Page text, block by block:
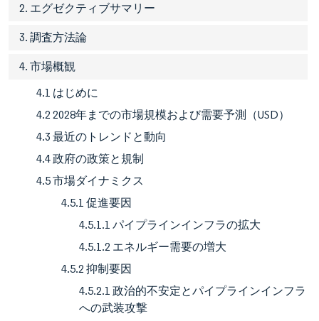
2. エグゼクティブサマリー
3. 調査方法論
4. 市場概観
4.1 はじめに
4.2 2028年までの市場規模および需要予測（USD）
4.3 最近のトレンドと動向
4.4 政府の政策と規制
4.5 市場ダイナミクス
4.5.1 促進要因
4.5.1.1 パイプラインインフラの拡大
4.5.1.2 エネルギー需要の増大
4.5.2 抑制要因
4.5.2.1 政治的不安定とパイプラインインフラ
への武装攻撃